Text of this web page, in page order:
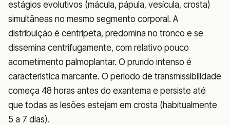
estágios evolutivos (mácula, pápula, vesícula, crosta)
simultâneas no mesmo segmento corporal. A
distribuição é centrípeta, predomina no tronco e se
dissemina centrifugamente, com relativo pouco
acometimento palmoplantar. O prurido intenso é
característica marcante. O período de transmissibilidade
começa 48 horas antes do exantema e persiste até
que todas as lesões estejam em crosta (habitualmente
5 a 7 dias).